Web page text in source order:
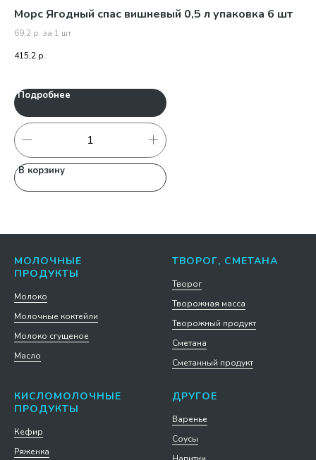
Морс Ягодный спас вишневый 0,5 л упаковка 6 шт
69,2 р. за 1 шт
415,2 р.
Подробнее
В корзину
МОЛОЧНЫЕ
ПРОДУКТЫ
Молоко
Молочные коктейли
Молоко сгущеное
Масло
ТВОРОГ, СМЕТАНА
Творог
Творожная масса
Творожный продукт
Сметана
Сметанный продукт
КИСЛОМОЛОЧНЫЕ
ПРОДУКТЫ
Кефир
Ряженка
ДРУГОЕ
Варенье
Соусы